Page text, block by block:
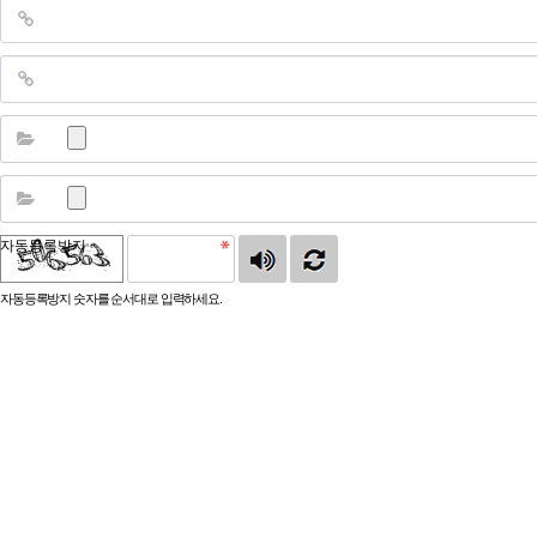
자동등록방지
자동등록방지 숫자를 순서대로 입력하세요.